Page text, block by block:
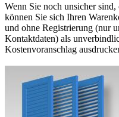
Wenn Sie noch unsicher
können Sie sich Ihren
und ohne Registrierung (nur
Kontaktdaten) als
Kostenvoranschlag